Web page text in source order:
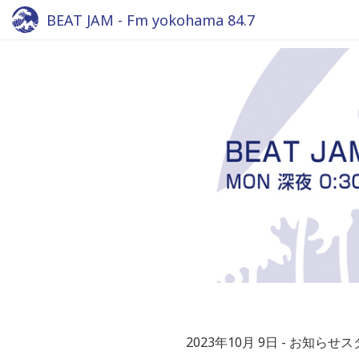
BEAT JAM - Fm yokohama 84.7
2023年10月 9日 お知らせス